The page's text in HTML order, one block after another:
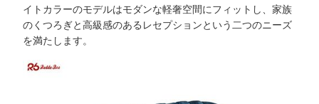
イトカラーのモデルはモダンな軽奢空間にフィットし、家族
のくつろぎと高級感のあるレセプションという二つのニーズ
を満たします。